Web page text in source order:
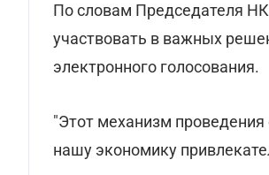
По словам Председателя
участвовать в важных
электронного голосования.
"Этот механизм
нашу экономику